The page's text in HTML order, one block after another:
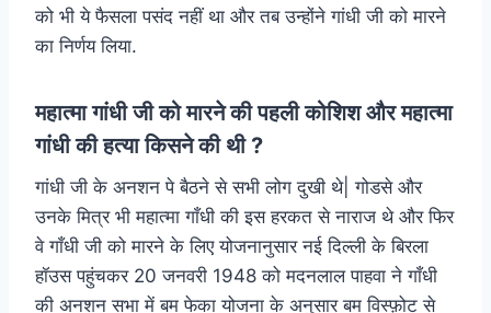
को भी ये फैसला पसंद नहीं था और तब उन्होंने गांधी जी को मारने
का निर्णय लिया.
महात्मा गांधी जी को मारने की पहली कोशिश और महात्मा
गांधी की हत्या किसने की थी ?
गांधी जी के अनशन पे बैठने से सभी लोग दुखी थे| गोडसे और
उनके मित्र भी महात्मा गाँधी की इस हरकत से नाराज थे और फिर
वे गाँधी जी को मारने के लिए योजनानुसार नई दिल्ली के बिरला
हॉउस पहुंचकर 20 जनवरी 1948 को मदनलाल पाहवा ने गाँधी
की अनशन सभा में बम फेका योजना के अनुसार बम विस्फ़ोट से